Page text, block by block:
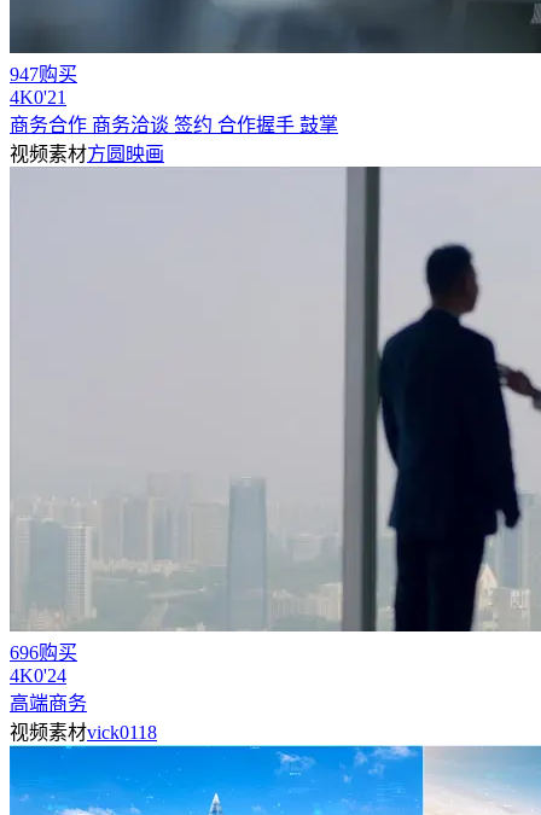
947购买
4K0'21
商务合作 商务洽谈 签约 合作握手 鼓掌
视频素材方圆映画
696购买
4K0'24
高端商务
视频素材vick0118